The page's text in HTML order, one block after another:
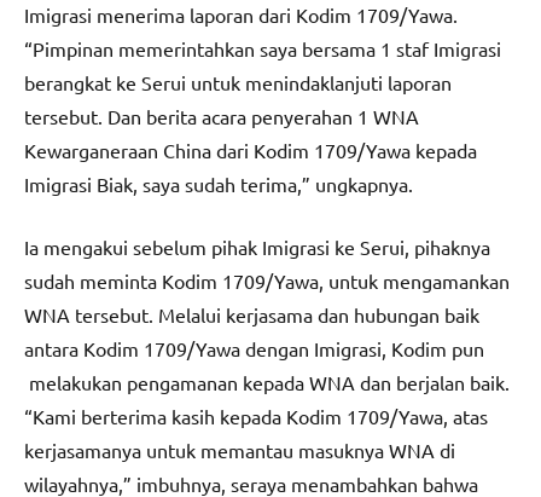
Imigrasi menerima laporan dari Kodim 1709/Yawa.
“Pimpinan memerintahkan saya bersama 1 staf Imigrasi
berangkat ke Serui untuk menindaklanjuti laporan
tersebut. Dan berita acara penyerahan 1 WNA
Kewarganeraan China dari Kodim 1709/Yawa kepada
Imigrasi Biak, saya sudah terima,” ungkapnya.
Ia mengakui sebelum pihak Imigrasi ke Serui, pihaknya
sudah meminta Kodim 1709/Yawa, untuk mengamankan
WNA tersebut. Melalui kerjasama dan hubungan baik
antara Kodim 1709/Yawa dengan Imigrasi, Kodim pun
melakukan pengamanan kepada WNA dan berjalan baik.
“Kami berterima kasih kepada Kodim 1709/Yawa, atas
kerjasamanya untuk memantau masuknya WNA di
wilayahnya,” imbuhnya, seraya menambahkan bahwa